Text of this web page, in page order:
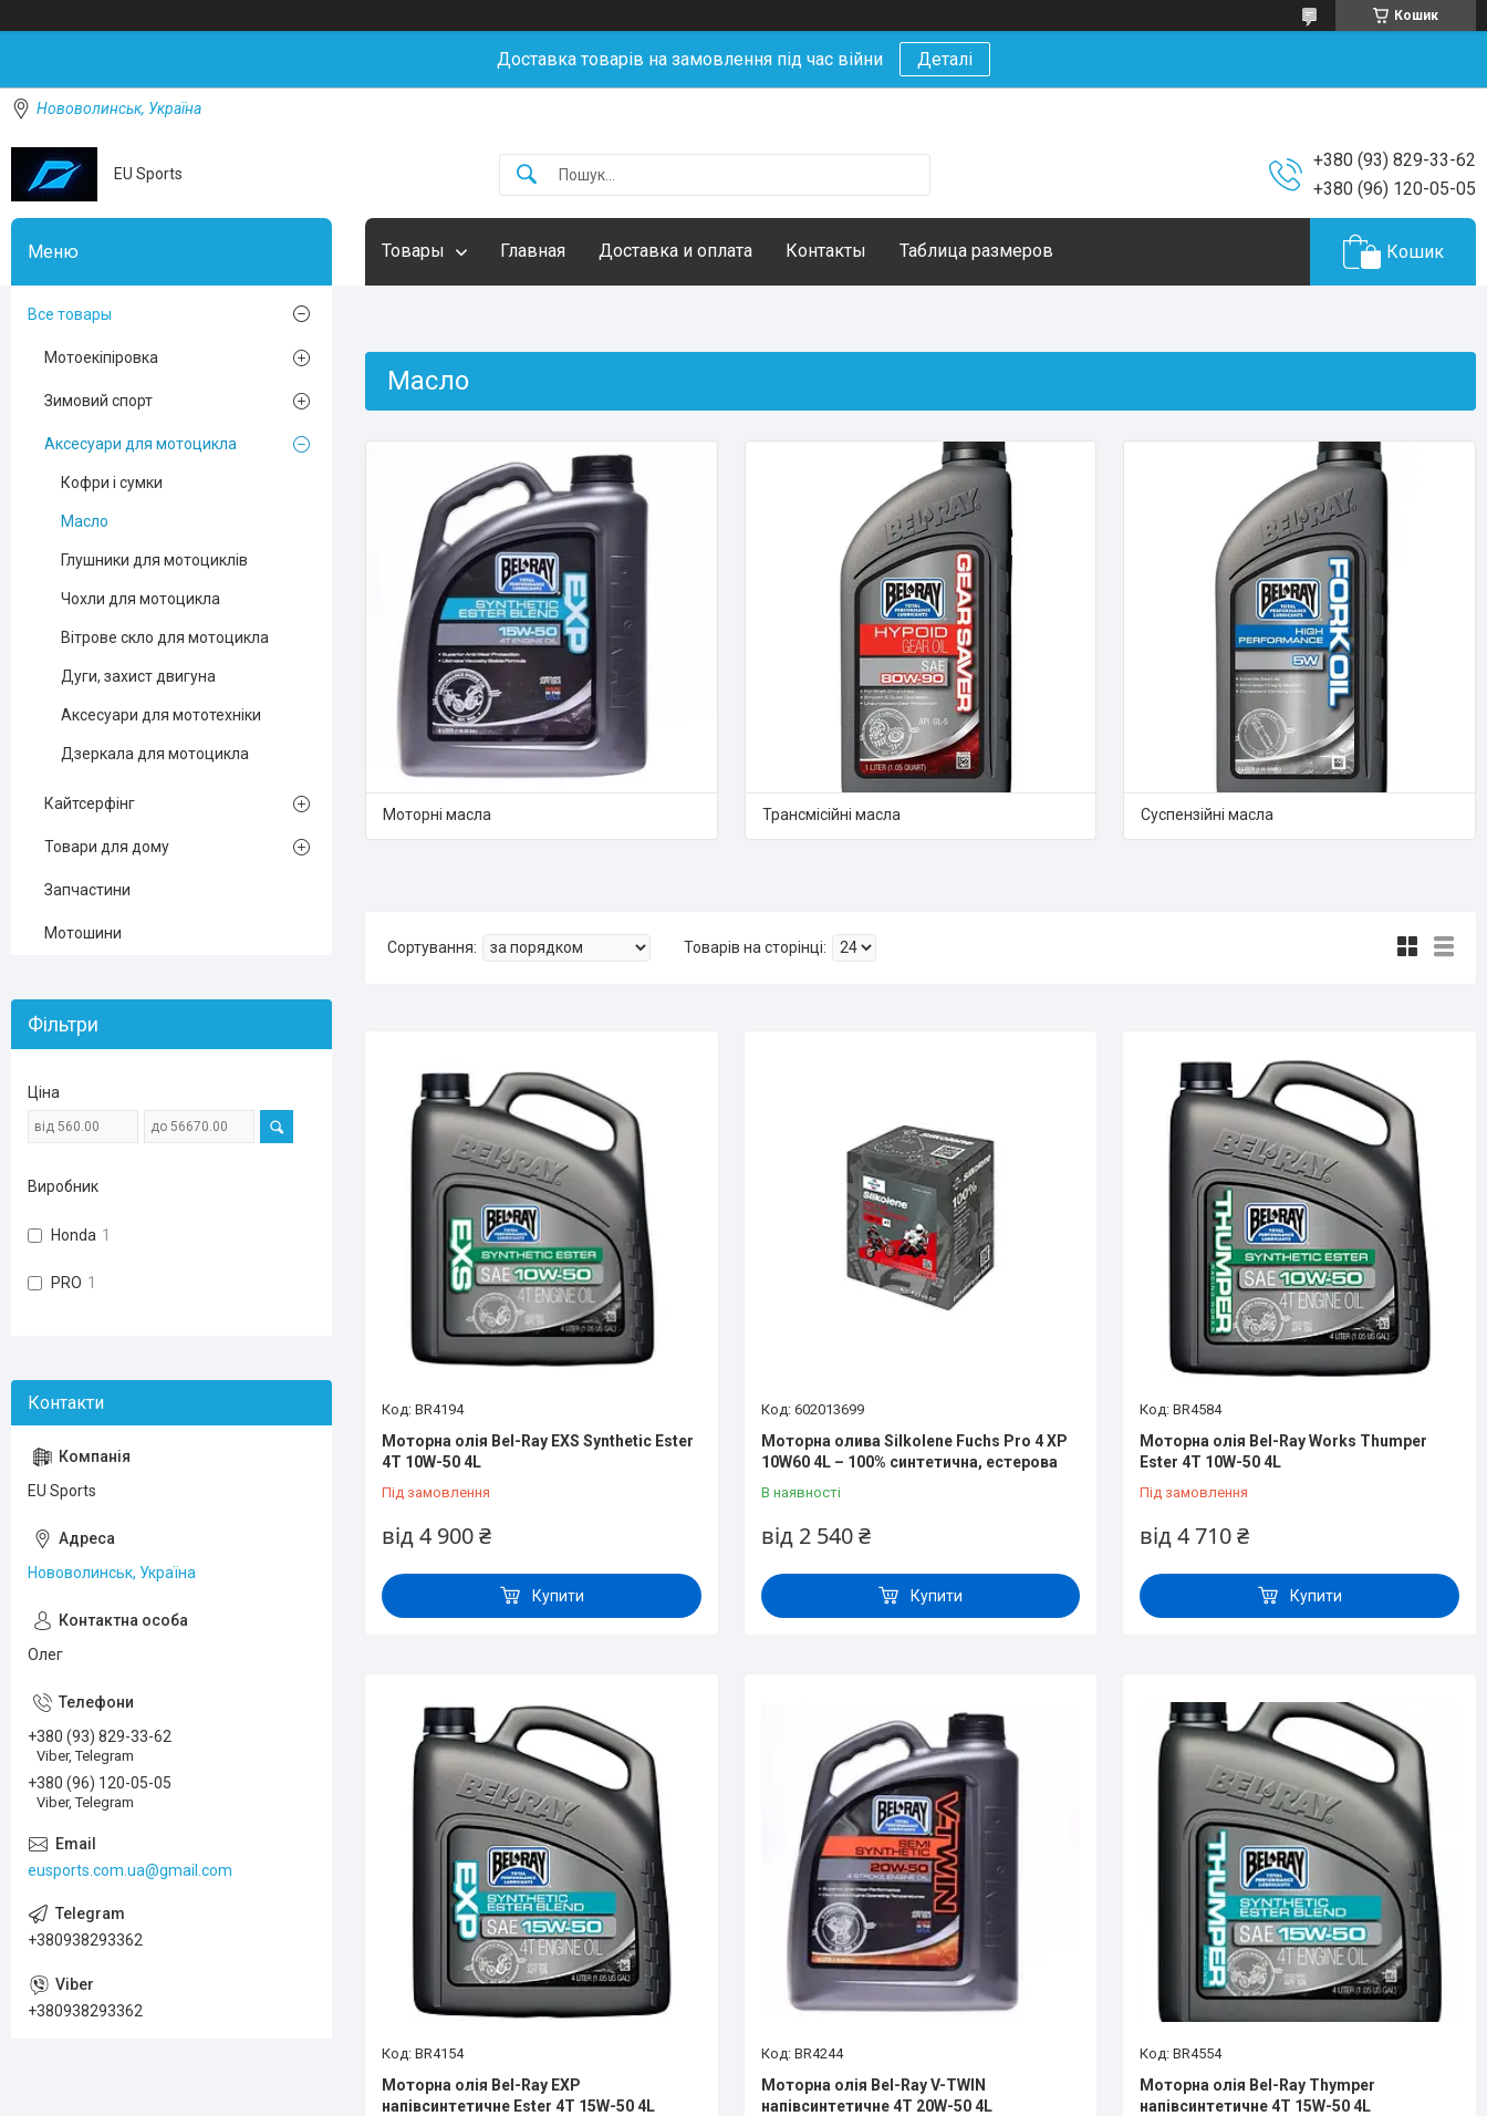
Кошик
Доставка товарів на замовлення під час війни Деталі
Нововолинськ, Україна
EU Sports
+380 (93) 829-33-62
+380 (96) 120-05-05
Товары Главная Доставка и оплата Контакты Таблица размеров Кошик
Масло
Моторні масла Трансмісійні масла Суспензійні масла
BR4194
Моторна олія Bel-Ray EXS Synthetic Ester
4T 10W-50 4L
Під замовлення
від 4 900 ₴
Купити
602013699
Моторна олива Silkolene Fuchs Pro 4 XP
10W60 4L – 100% синтетична, естерова
В наявності
від 2 540 ₴
Купити
BR4584
Моторна олія Bel-Ray Works Thumper
Ester 4T 10W-50 4L
Під замовлення
від 4 710 ₴
Купити
BR4154
Моторна олія Bel-Ray EXP
напівсинтетичне Ester 4T 15W-50 4L
BR4244
Моторна олія Bel-Ray V-TWIN
напівсинтетичне 4T 20W-50 4L
BR4554
Моторна олія Bel-Ray Thymper
напівсинтетичне 4T 15W-50 4L
Все товары
Мотоекіпіровка
Зимовий спорт
Аксесуари для мотоцикла
Кофри і сумки
Масло
Глушники для мотоциклів
Чохли для мотоцикла
Вітрове скло для мотоцикла
Дуги, захист двигуна
Аксесуари для мототехніки
Дзеркала для мотоцикла
Кайтсерфінг
Товари для дому
Запчастини
Мотошини
Фільтри
Ціна
Виробник
Honda 1
PRO 1
EU Sports
Нововолинськ, Україна
Олег
+380 (93) 829-33-62
Viber, Telegram
+380 (96) 120-05-05
Viber, Telegram
eusports.com.ua@gmail.com
+380938293362
+380938293362